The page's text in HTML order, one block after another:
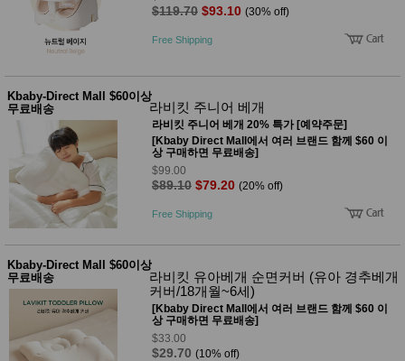
$119.70 $93.10 (30% off)
Free Shipping
Kbaby-Direct Mall $60이상
무료배송
라비킷 주니어 베개
라비킷 주니어 베개 20% 특가 [예약주문]
[Kbaby Direct Mall에서 여러 브랜드 함께 $60 이
상 구매하면 무료배송]
$99.00
$89.10 $79.20 (20% off)
Free Shipping
Kbaby-Direct Mall $60이상
무료배송
라비킷 유아베개 순면커버 (유아 경추베개
커버/18개월~6세)
[Kbaby Direct Mall에서 여러 브랜드 함께 $60 이
상 구매하면 무료배송]
$33.00
$29.70 (10% off)